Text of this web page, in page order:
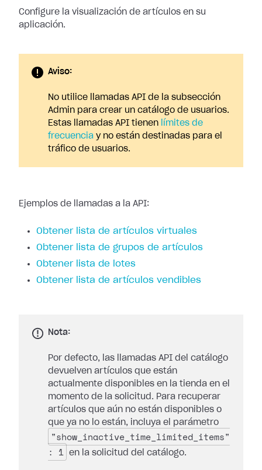
Configure la visualización de artículos en su
aplicación.
Aviso:
No utilice llamadas API de la subsección
Admin para crear un catálogo de usuarios.
Estas llamadas API tienen
límites de
frecuencia y no están destinadas para el
tráfico de usuarios.
Ejemplos de llamadas a la API:
Obtener lista de artículos virtuales
Obtener lista de grupos de artículos
Obtener lista de lotes
Obtener lista de artículos vendibles
Nota:
Por defecto, las llamadas API del catálogo
devuelven artículos que están
actualmente disponibles en la tienda en el
momento de la solicitud. Para recuperar
artículos que aún no están disponibles o
que ya no lo están, incluya el parámetro
"show_inactive_time_limited_items"
: 1
en la solicitud del catálogo.